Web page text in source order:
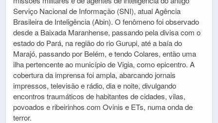
Serviço Nacional de Informação (SNI), atual Agência
Brasileira de Inteligência (Abin). O fenômeno foi observado
desde a Baixada Maranhense, passando pela divisa com o
estado do Pará, na região do rio Gurupi, até a baía do
Marajó, passando por Belém, e tendo Colares, então uma
ilha pertencente ao município de Vigia, como epicentro. A
cobertura da imprensa foi ampla, abarcando jornais
impressos, televisão e rádio, dia e noite, divulgando
encontros traumáticos de habitantes de cidades, vilas,
povoados e ribeirinhos com Ovinis e ETs, numa onda de
terror.